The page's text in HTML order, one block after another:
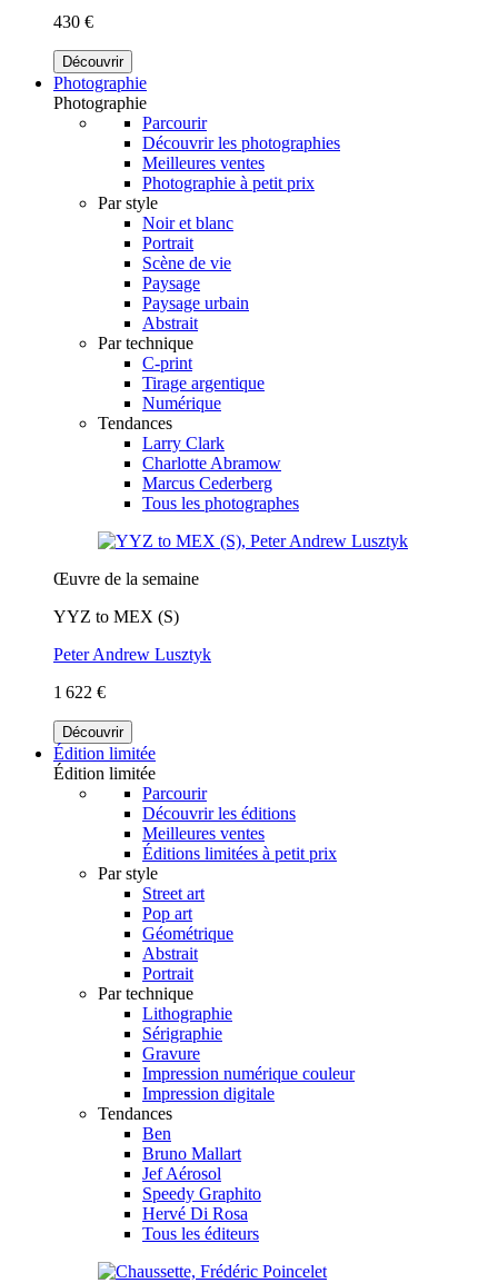
430 €
Découvrir
Photographie
Photographie
Parcourir
Découvrir les photographies
Meilleures ventes
Photographie à petit prix
Par style
Noir et blanc
Portrait
Scène de vie
Paysage
Paysage urbain
Abstrait
Par technique
C-print
Tirage argentique
Numérique
Tendances
Larry Clark
Charlotte Abramow
Marcus Cederberg
Tous les photographes
Œuvre de la semaine
YYZ to MEX (S)
Peter Andrew Lusztyk
1 622 €
Découvrir
Édition limitée
Édition limitée
Parcourir
Découvrir les éditions
Meilleures ventes
Éditions limitées à petit prix
Par style
Street art
Pop art
Géométrique
Abstrait
Portrait
Par technique
Lithographie
Sérigraphie
Gravure
Impression numérique couleur
Impression digitale
Tendances
Ben
Bruno Mallart
Jef Aérosol
Speedy Graphito
Hervé Di Rosa
Tous les éditeurs